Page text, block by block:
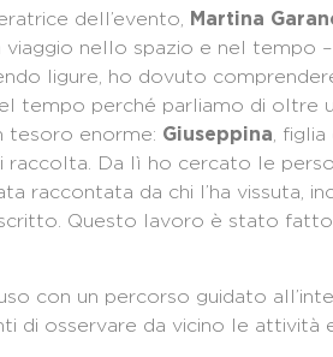
dell’evento, Martina
viaggio nello spazio e nel tempo
ligure, ho dovuto
tempo perché parliamo di oltre
tesoro enorme: Giuseppina,
raccolta. Da lì ho cercato le
raccontata da chi l’ha vissuta,
Questo lavoro è stato fatto
con un percorso guidato
di osservare da vicino le